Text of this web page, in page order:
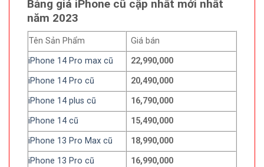
Bảng giá iPhone cũ cập nhất mới nhất
năm 2023
Tên Sản Phẩm
Giá bán
iPhone 14 Pro max cũ
22,990,000
iPhone 14 Pro cũ
20,490,000
iPhone 14 plus cũ
16,790,000
iPhone 14 cũ
15,490,000
iPhone 13 Pro Max cũ
18,990,000
iPhone 13 Pro cũ
16,990,000